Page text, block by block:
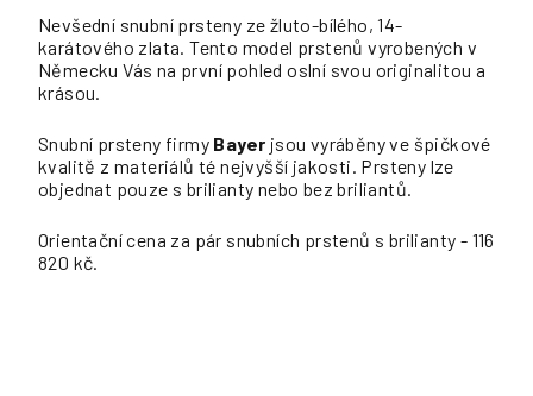
Nevšední snubní prsteny ze žluto-bílého, 14-
karátového zlata. Tento model prstenů vyrobených v
Německu Vás na první pohled oslní svou originalitou a
krásou.
Snubní prsteny firmy Bayer jsou vyráběny ve špičkové
kvalitě z materiálů té nejvyšší jakosti. Prsteny lze
objednat pouze s brilianty nebo bez briliantů.
Orientační cena za pár snubních prstenů s brilianty - 116
820 kč.